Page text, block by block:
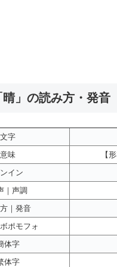
晴」の読み方・発音
文字
意味
【
イン
｜声調
｜発音
ポモフォ
体字
体字